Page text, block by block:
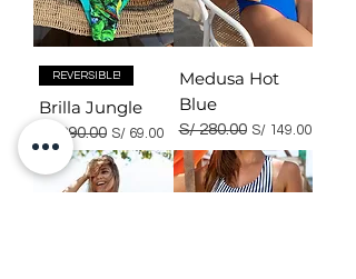
REVERSIBLE!
Brilla Jungle
Precio
S/ 290.00 Precio de oferta
S/ 69.00
Medusa Hot
Blue
Precio
S/ 280.00 Precio de oferta
S/ 149.00